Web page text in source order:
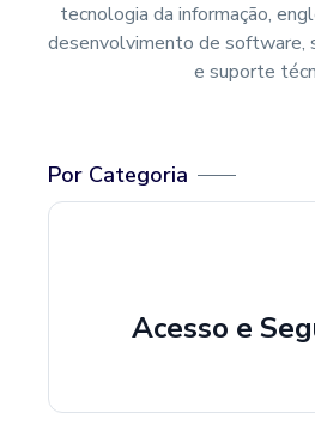
tecnologia da informação,
desenvolvimento de software,
e suporte
Por Categoria
Acesso e